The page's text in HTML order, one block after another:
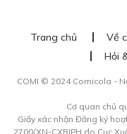
Trang chủ Về
Hỏi
COMI © 2024 Comicola -
Cơ quan chủ
Giấy xác nhận Đăng ký
2700/XN-CXBIPH do Cục